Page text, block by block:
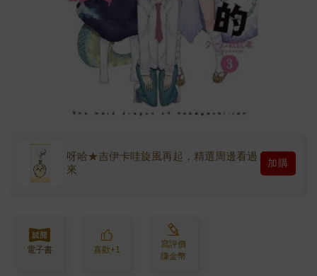
呀哈★吉伊卡哇旋風再起，精選周邊看過
來
加購
電子書 喜歡+1
寫評價
賺金幣